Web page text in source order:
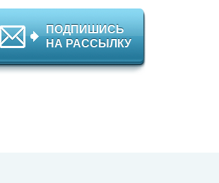
ПОДПИШИСЬ
НА РАССЫЛКУ